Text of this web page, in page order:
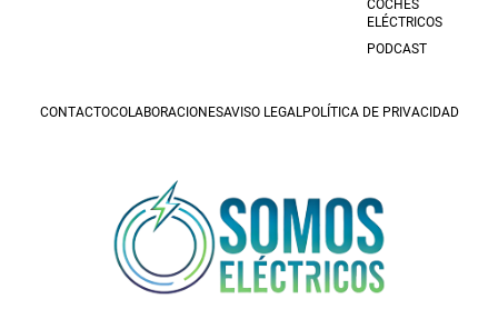
COCHES
ELÉCTRICOS
PODCAST
CONTACTOCOLABORACIONESAVISO LEGAL POLÍTICA DE PRIVACIDAD